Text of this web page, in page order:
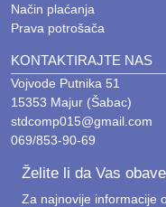
Način plaćanja
Prava potrošača
KONTAKTIRAJTE NAS
Vojvode Putnika 51
15353 Majur (Šabac)
stdcomp015@gmail.com
069/853-90-69
Želite li da Vas
Za najnovije informacije